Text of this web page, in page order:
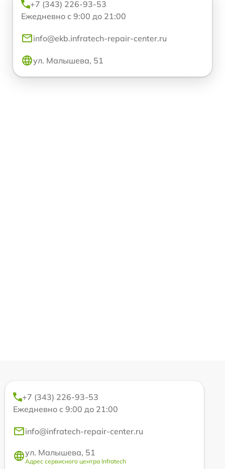
+7 (343) 226-93-53
Ежедневно с 9:00 до 21:00
info@ekb.infratech-repair-center.ru
ул. Малышева, 51
+7 (343) 226-93-53
Ежедневно с 9:00 до 21:00
info@infratech-repair-center.ru
ул. Малышева, 51
Адрес сервисного центра Infratech